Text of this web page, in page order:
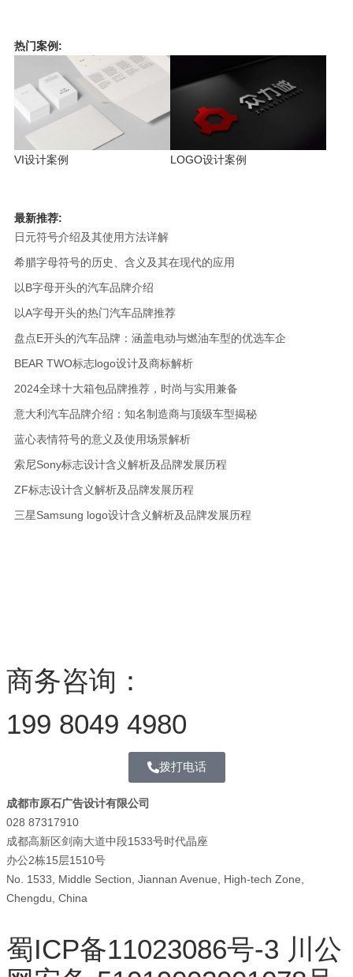
热门案例:
VI设计案例 LOGO设计案例
最新推荐:
日元符号介绍及其使用方法详解
希腊字母符号的历史、含义及其在现代的应用
以B字母开头的汽车品牌介绍
以A字母开头的热门汽车品牌推荐
盘点E开头的汽车品牌：涵盖电动与燃油车型的优选车企
BEAR TWO标志logo设计及商标解析
2024全球十大箱包品牌推荐，时尚与实用兼备
意大利汽车品牌介绍：知名制造商与顶级车型揭秘
蓝心表情符号的意义及使用场景解析
索尼Sony标志设计含义解析及品牌发展历程
ZF标志设计含义解析及品牌发展历程
三星Samsung logo设计含义解析及品牌发展历程
商务咨询：
199 8049 4980
拨打电话
成都市原石广告设计有限公司
028 87317910
成都高新区剑南大道中段1533号时代晶座
办公2栋15层1510号
No. 1533, Middle Section, Jiannan Avenue, High-tech Zone,
Chengdu, China
蜀ICP备11023086号-3 川公